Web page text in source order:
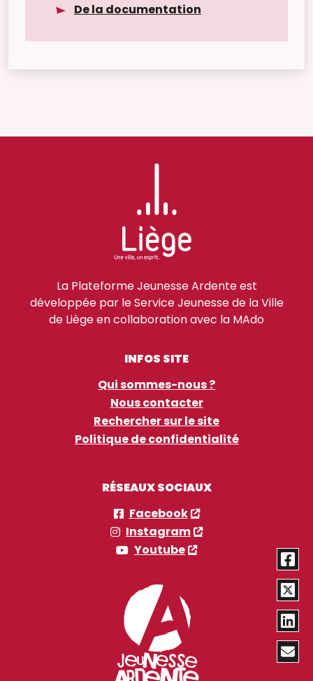
De la documentation
La Plateforme Jeunesse Ardente est
développée par le Service Jeunesse de la Ville
de Liège en collaboration avec la MAdo
INFOS SITE
Qui sommes-nous ?
Nous contacter
Rechercher sur le site
Politique de confidentialité
RÉSEAUX SOCIAUX
Facebook
Instagram
Youtube